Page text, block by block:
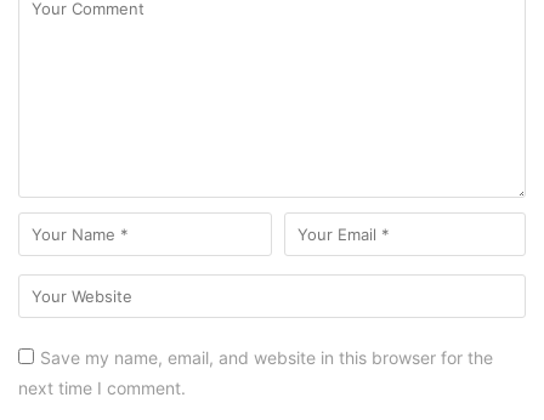
Save my name, email, and website in this browser for the
next time I comment.